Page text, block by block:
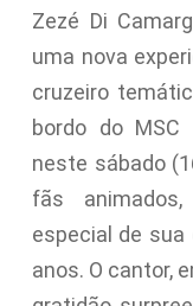
Zezé Di
uma nova
cruzeiro
bordo do MSC
neste sábado
fãs
especial de sua
anos. O cantor,